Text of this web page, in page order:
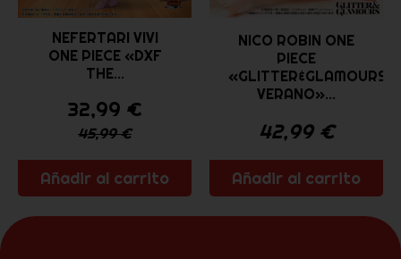
NEFERTARI VIVI
ONE PIECE «DXF
THE...
45,99€
32,99 €
Añadir al carrito
NICO ROBIN ONE
PIECE
«GLITTER&GLAMOURS
VERANO»...
42,99 €
Añadir al carrito